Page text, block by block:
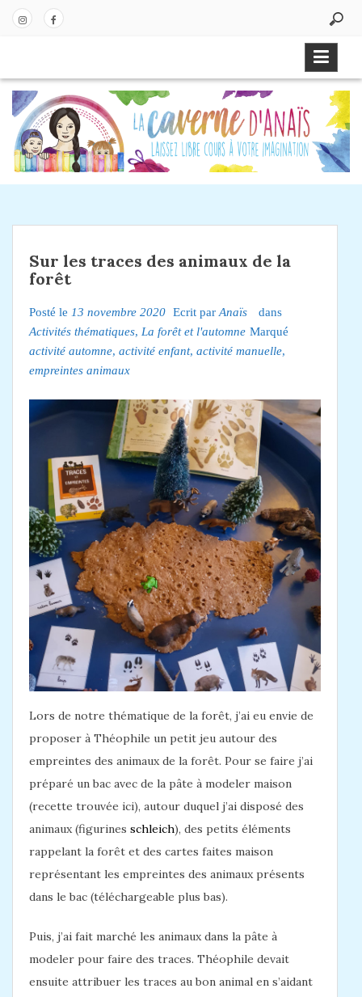
o
ag
ra
m
bo
ok
Sur les traces des animaux de la
forêt
Posté le 13 novembre 2020 Ecrit par Anaïs
dans
Activités thématiques, La forêt et l'automne Marqué
activité automne, activité enfant, activité manuelle,
empreintes animaux
Lors de notre thématique de la forêt, j’ai eu envie de
proposer à Théophile un petit jeu autour des
empreintes des animaux de la forêt. Pour se faire j’ai
préparé un bac avec de la pâte à modeler maison
(recette trouvée ici), autour duquel j’ai disposé des
animaux (figurines schleich), des petits éléments
rappelant la forêt et des cartes faites maison
représentant les empreintes des animaux présents
dans le bac (téléchargeable plus bas).
Puis, j’ai fait marché les animaux dans la pâte à
modeler pour faire des traces. Théophile devait
ensuite attribuer les traces au bon animal en s’aidant